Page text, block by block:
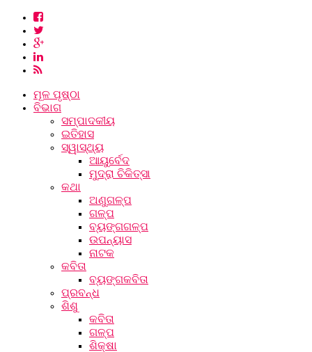
ମୂଳ ପୃଷ୍ଠା
ବିଭାଗ
ସମ୍ପାଦକୀୟ
ଇତିହାସ
ସ୍ୱାସ୍ଥ୍ୟ
ଆୟୁର୍ବେଦ
ମୁଦ୍ରା ଚିକିତ୍ସା
କଥା
ଅଣୁଗଳ୍ପ
ଗଳ୍ପ
ବ୍ୟଙ୍ଗଗଳ୍ପ
ଉପନ୍ୟାସ
ନାଟକ
କବିତା
ବ୍ୟଙ୍ଗକବିତା
ପ୍ରବନ୍ଧ
ଶିଶୁ
କବିତା
ଗଳ୍ପ
ଶିକ୍ଷା